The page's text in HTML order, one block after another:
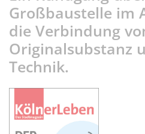
Großbaustelle im
die Verbindung
Originalsubstanz
Technik.